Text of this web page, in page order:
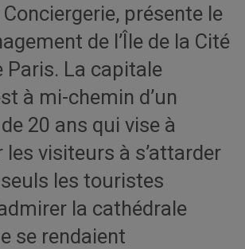
présente le
de l’Île de la Cité
La capitale
à mi-chemin d’un
20 ans qui vise à
les visiteurs à s’attarder
seuls les touristes
la cathédrale
se rendaient